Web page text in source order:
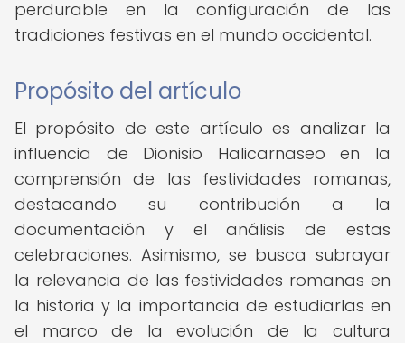
perdurable en la configuración de las
tradiciones festivas en el mundo occidental.
Propósito del artículo
El propósito de este artículo es analizar la
influencia de Dionisio Halicarnaseo en la
comprensión de las festividades romanas,
destacando su contribución a la
documentación y el análisis de estas
celebraciones. Asimismo, se busca subrayar
la relevancia de las festividades romanas en
la historia y la importancia de estudiarlas en
el marco de la evolución de la cultura